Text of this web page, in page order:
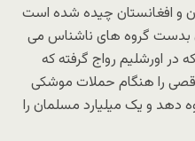
و افغانستان چیده شده است
بدست گروه های ناشناس می
اورشلیم رواج گرفته که
را هنگام حملات موشکی
دهد و یک میلیارد مسلمان را